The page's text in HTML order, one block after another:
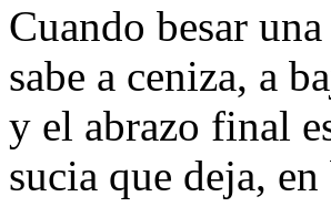
Cuando besar
sabe a ceniza, a
y el abrazo final
sucia que deja,